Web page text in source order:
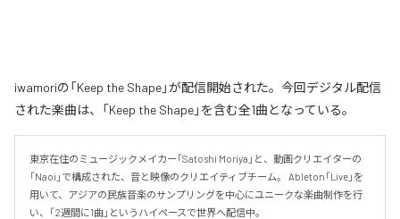
iwamoriの「Keep the Shape」が配信開始された。今回デジタル配信
された楽曲は、「Keep the Shape」を含む全1曲となっている。
東京在住のミュージックメイカー「Satoshi Moriya」と、動画クリエイターの
「Naoi」で構成された、音と映像のクリエイティブチーム。 Ableton「Live」を
用いて、アジアの民族音楽のサンプリングを中心にユニークな楽曲制作を行
い、「2週間に1曲」というハイペースで世界へ配信中。